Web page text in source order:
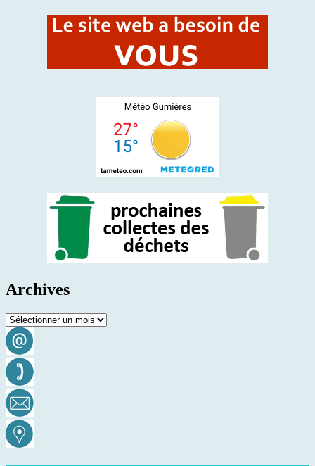
Archives
Archives